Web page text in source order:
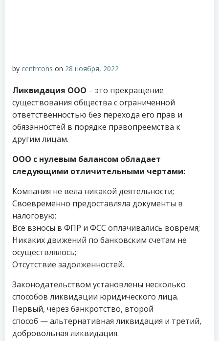
by centrcons on 28 ноября, 2022
Ликвидация ООО – это прекращение
существования общества с ограниченной
ответственностью без перехода его прав и
обязанностей в порядке правопреемства к
другим лицам.
ООО с нулевым балансом обладает
следующими отличительными чертами:
Компания не вела никакой деятельности;
Своевременно предоставляла документы в
налоговую;
Все взносы в ФПР и ФСС оплачивались вовремя;
Никаких движений по банковским счетам не
осуществлялось;
Отсутствие задолженностей.
Законодательством установлены несколько
способов ликвидации юридического лица.
Первый, через банкротство, второй
способ — альтернативная ликвидация и третий,
добровольная ликвидация.